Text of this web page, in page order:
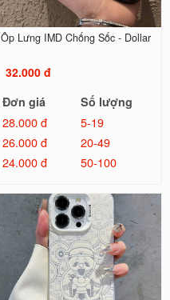
Ốp Lưng IMD Chống Sốc - Dollar
32.000 đ
Đơn giá
Số lượng
28.000 đ
5-19
26.000 đ
20-49
24.000 đ
50-100